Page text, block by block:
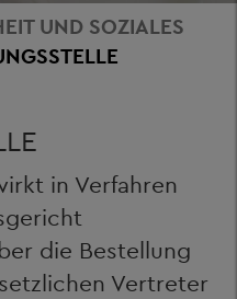
UND SOZIALES
in Verfahren
die Bestellung
Vertreter